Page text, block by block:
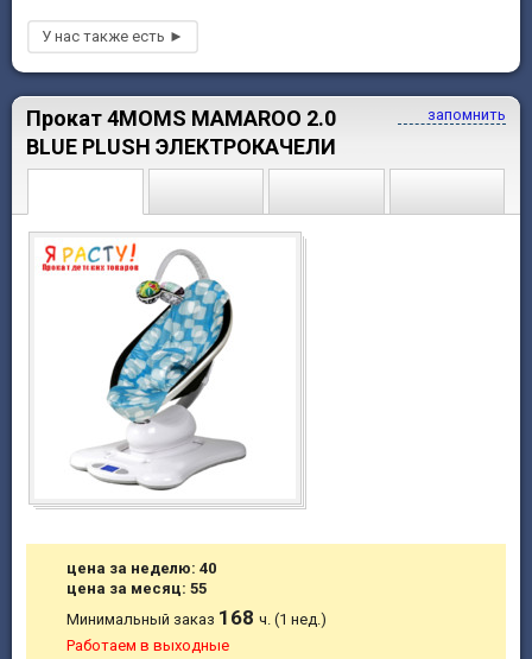
запомнить
Прокат 4MOMS MAMAROO 2.0
BLUE PLUSH ЭЛЕКТРОКАЧЕЛИ
цена за неделю: 40
цена за месяц: 55
Минимальный заказ 168ч. (1 нед.)
Работаем в выходные